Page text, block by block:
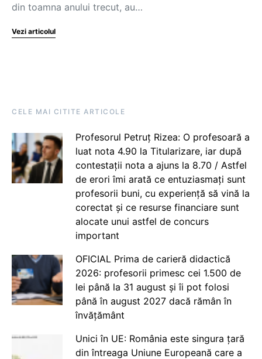
din toamna anului trecut, au…
Vezi articolul
CELE MAI CITITE ARTICOLE
Profesorul Petruț Rizea: O profesoară a
luat nota 4.90 la Titularizare, iar după
contestații nota a ajuns la 8.70 / Astfel
de erori îmi arată ce entuziasmați sunt
profesorii buni, cu experiență să vină la
corectat și ce resurse financiare sunt
alocate unui astfel de concurs
important
OFICIAL Prima de carieră didactică
2026: profesorii primesc cei 1.500 de
lei până la 31 august și îi pot folosi
până în august 2027 dacă rămân în
învățământ
Unici în UE: România este singura țară
din întreaga Uniune Europeană care a